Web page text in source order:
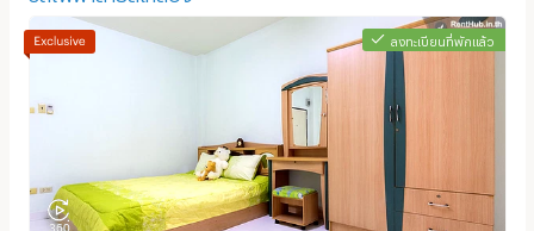
อพาร์ทเม้นท์ หอพัก ย่าน ถนนลาดพร้าว :
ลงทะเบียนที่พักแล้ว